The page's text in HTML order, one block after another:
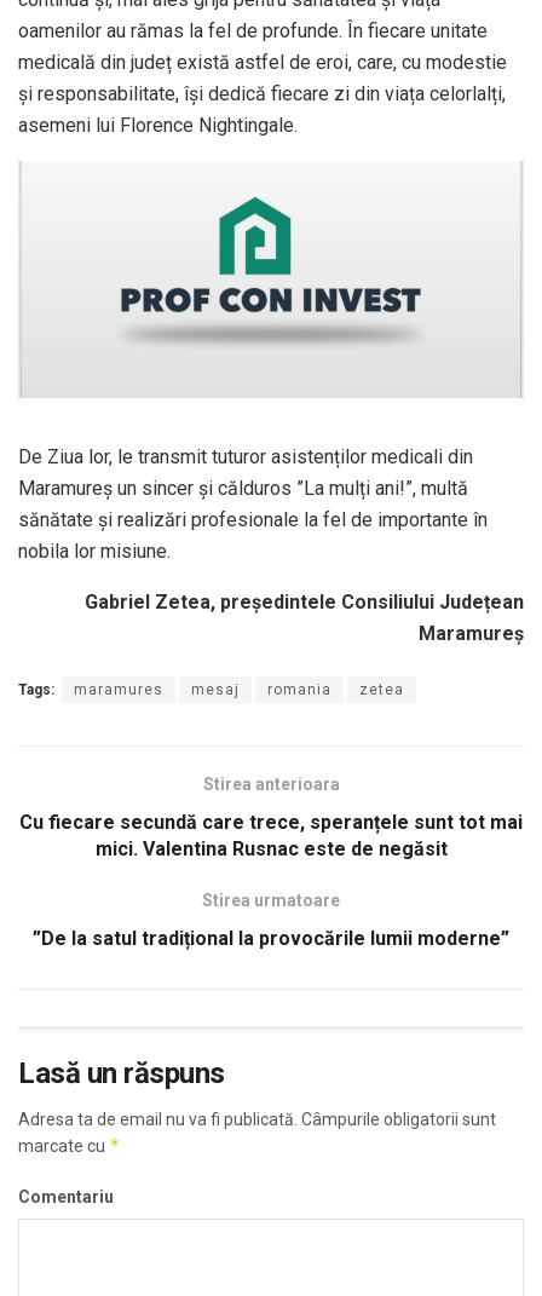
oamenilor au rămas la fel de profunde. În fiecare unitate
medicală din județ există astfel de eroi, care, cu modestie
și responsabilitate, își dedică fiecare zi din viața celorlalți,
asemeni lui Florence Nightingale.
De Ziua lor, le transmit tuturor asistenților medicali din
Maramureș un sincer și călduros ”La mulți ani!”, multă
sănătate și realizări profesionale la fel de importante în
nobila lor misiune.
Gabriel Zetea, președintele Consiliului Județean
Maramureș
Tags: maramures mesaj romania zetea
Stirea anterioara
Cu fiecare secundă care trece, speranțele sunt tot mai
mici. Valentina Rusnac este de negăsit
Stirea urmatoare
”De la satul tradițional la provocările lumii moderne”
Lasă un răspuns
Adresa ta de email nu va fi publicată. Câmpurile obligatorii sunt
marcate cu *
Comentariu